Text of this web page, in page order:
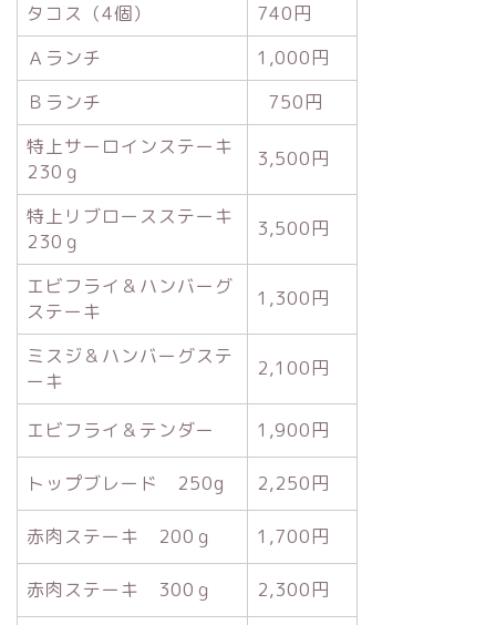
タコス（4個）
740円
Ａランチ
1,000円
Ｂランチ
750円
特上サーロインステーキ
230ｇ
3,500円
特上リブロースステーキ
230ｇ
3,500円
エビフライ＆ハンバーグ
ステーキ
1,300円
ミスジ＆ハンバーグステ
ーキ
2,100円
エビフライ＆テンダー 1,900円
トップブレード 250g 2,250円
赤肉ステーキ 200ｇ 1,700円
赤肉ステーキ 300ｇ 2,300円